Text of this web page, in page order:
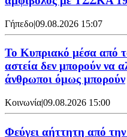
Γήπεδο|09.08.2026 15:07
Το Κυπριακό μέσα από
αστεία δεν μπορούν να
άνθρωποι όμως μπορούν
Κοινωνία|09.08.2026 15:00
Φεύγει αήττητη από